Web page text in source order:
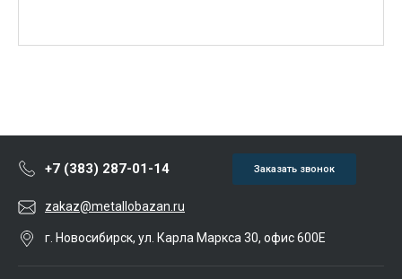
+7 (383) 287-01-14 Заказать звонок
zakaz@metallobazan.ru
г. Новосибирск, ул. Карла Маркса 30, офис 600Е